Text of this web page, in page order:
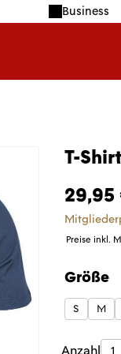
Business
T-
29,95
Preise inkl.
Größe
S M
Anzahl